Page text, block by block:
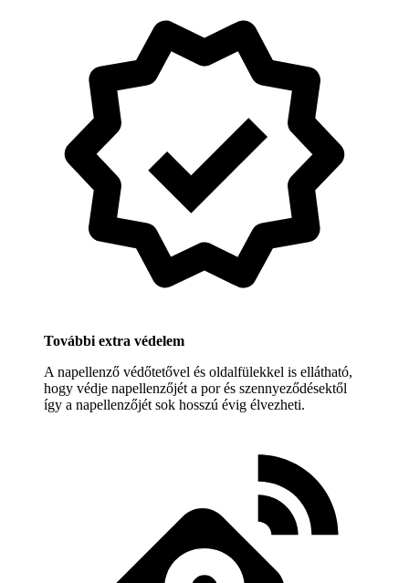
További extra védelem
A napellenző védőtetővel és oldalfülekkel is ellátható,
hogy védje napellenzőjét a por és szennyeződésektől
így a napellenzőjét sok hosszú évig élvezheti.